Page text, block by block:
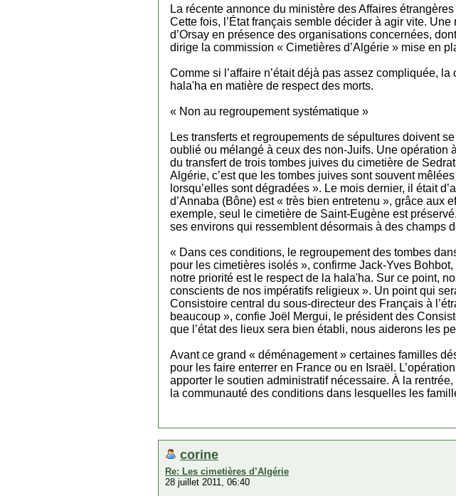
La récente annonce du ministère des Affaires
Cette fois, l’État français semble décider à agir vite.
d’Orsay en présence des organisations concernées,
dirige la commission « Cimetières d’Algérie » mise en
Comme si l’affaire n’était déjà pas assez compliquée,
hala'ha en matière de respect des morts.
« Non au regroupement systématique »
Les transferts et regroupements de sépultures doivent
oublié ou mélangé à ceux des non-Juifs. Une opération
du transfert de trois tombes juives du cimetière de
Algérie, c’est que les tombes juives sont souvent
lorsqu’elles sont dégradées ». Le mois dernier, il était
d’Annaba (Bône) est « très bien entretenu », grâce aux
exemple, seul le cimetière de Saint-Eugène est
ses environs qui ressemblent désormais à des champs
« Dans ces conditions, le regroupement des tombes
pour les cimetières isolés », confirme Jack-Yves
notre priorité est le respect de la hala'ha. Sur ce point,
conscients de nos impératifs religieux ». Un point qui
Consistoire central du sous-directeur des Français à
beaucoup », confie Joël Mergui, le président des
que l’état des lieux sera bien établi, nous aiderons les
Avant ce grand « déménagement » certaines familles
pour les faire enterrer en France ou en Israël.
apporter le soutien administratif nécessaire. À la
la communauté des conditions dans lesquelles les
corine
Re: Les cimetières d’Algérie
28 juillet 2011, 06:40